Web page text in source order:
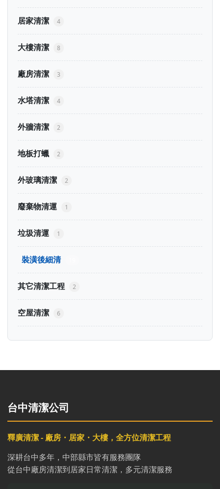
居家清潔 4
大樓清潔 8
廠房清潔 3
水塔清潔 4
外牆清潔 2
地板打蠟 2
外玻璃清潔 2
廢棄物清運 1
垃圾清運 1
裝潢後細清
其它清潔工程 2
空屋清潔 6
台中清潔公司
釋廣清潔 - 廠房・居家・大樓，全方位清潔工程
深耕台中多年，中部縣市皆有服務團隊
從台中廠房清潔到居家日常清潔，多元清潔服務